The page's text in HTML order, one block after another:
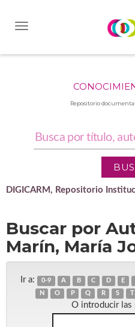
Repositorio
DIGICARM, Repositorio
Buscar por
Marín, María
Ir a: 0-9 A B C D E
N
O P Q R S
O introducir las